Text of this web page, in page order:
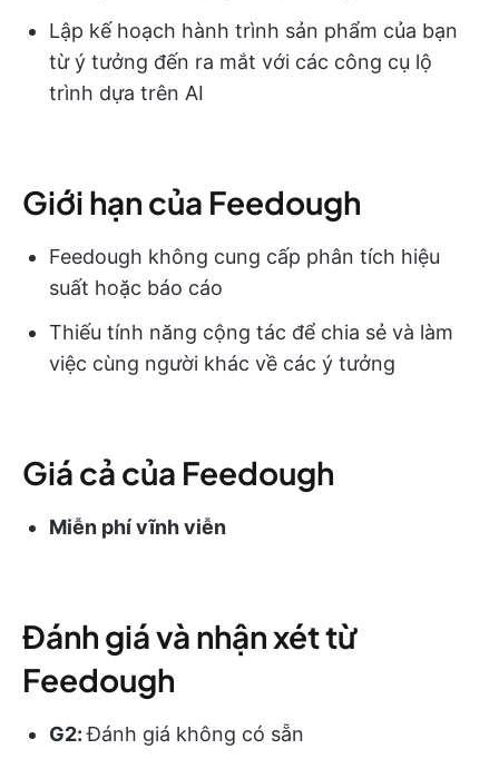
Lập kế hoạch hành trình sản phẩm của bạn
từ ý tưởng đến ra mắt với các công cụ lộ
trình dựa trên AI
Giới hạn của Feedough
Feedough không cung cấp phân tích hiệu
suất hoặc báo cáo
Thiếu tính năng cộng tác để chia sẻ và làm
việc cùng người khác về các ý tưởng
Giá cả của Feedough
Miễn phí vĩnh viễn
Đánh giá và nhận xét từ
Feedough
G2:Đánh giá không có sẵn